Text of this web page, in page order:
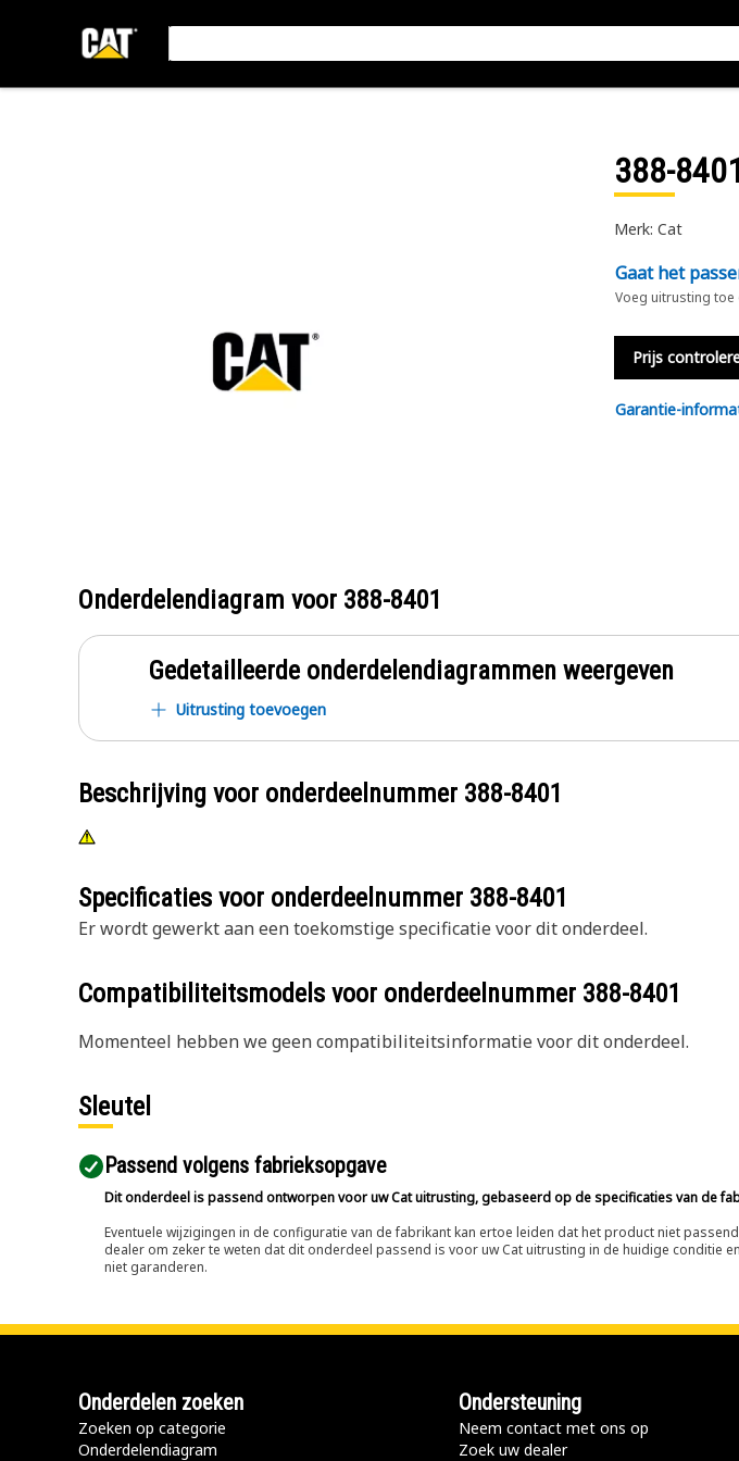
388-8401
Merk: Cat
Gaat het
Voeg uitrusting
Prijs
Garantie-
Onderdelendiagram voor 388-8401
Gedetailleerde onderdelendiagrammen weergeven
Uitrusting toevoegen
Beschrijving voor onderdeelnummer 388-8401
Specificaties voor onderdeelnummer 388-8401
Er wordt gewerkt aan een toekomstige specificatie voor dit onderdeel.
Compatibiliteitsmodels voor onderdeelnummer 388-8401
Momenteel hebben we geen compatibiliteitsinformatie voor dit onderdeel.
Sleutel
Passend volgens fabrieksopgave
Dit onderdeel is passend ontworpen voor uw Cat uitrusting, gebaseerd op de specificaties van de
Eventuele wijzigingen in de configuratie van de fabrikant kan ertoe leiden dat het product niet
dealer om zeker te weten dat dit onderdeel passend is voor uw Cat uitrusting in de huidige conditie
niet garanderen.
Onderdelen zoeken
Zoeken op categorie
Onderdelendiagram
Ondersteuning
Neem contact met ons op
Zoek uw dealer